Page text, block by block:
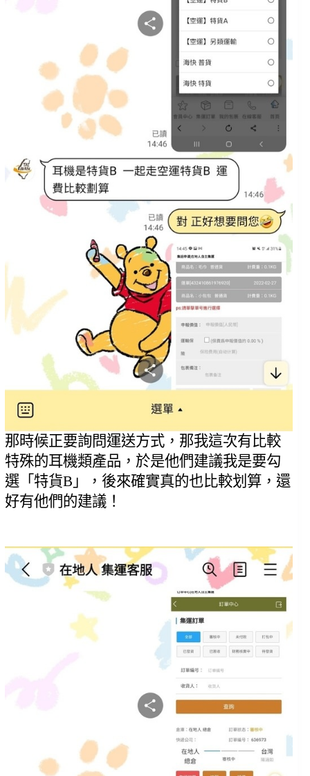
那時候正要詢問運送方式，那我這次有比較
特殊的耳機類產品，於是他們建議我是要勾
選「特貨B」，後來確實真的也比較划算，還
好有他們的建議！